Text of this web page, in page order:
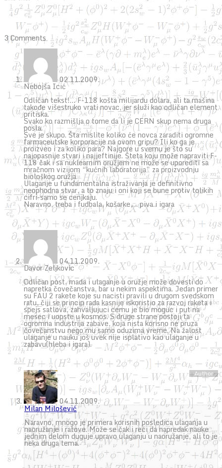
3 Comments
02.11.2009.
Nebojša Icić
Odličan tekst!… F-118 košta milijardu dolara, ali ta mašina
takođe višestruko vrati novac, jer služi kao odličan element
pritiska.
Svako ko razmišlja o tome da li je CERN skup nema druga
posla.
Sve je skupo. Šta mislite koliko će novca zaraditi ogromne
farmaceutske korporacije na ovom gripu? Ili ko ga je
proizveo i za koliko para? Najgore u svemu je što su
najopasnije stvari i najjeftinije. Šteta koju može napraviti F-
118 čak i sa nuklearnim oružjem ne može se uporediti sa
mračnom vizijom “kućnih laboratorija” za proizvodnju
biološkog oružja
Ulaganje u fundamentalna istraživanja je definitivno
neophodna stvar, a to znaju i oni koji se bune protiv tolikih
cifri-samo se cenjkaju.
Naravno, treba i fudbala, košarke,… piva i igara
04.11.2009.
Davor Zeljkovic
Odličan post, mada i ulaganje u oružje može dovesti do
napretka čovečanstva, bar u nekim aspektima. Jedan primer
su FAU 2 rakete koje su nacisti pravili u drugom svedskom
ratu, čiji se princip rada kasnije iskoristio za razvoj raketa i
spejs satlova, zahvaljujuci cemu je bio moguc i put na
mesec i uopste u kosmos. S druge strane postoji ta
ogromna industrija zabave, koja nista korisno ne pruza
čovečanstvu nego mu samo oduzima vreme. Na žalost
ulaganje u nauku još uvek nije isplativo kao ulaganje u
zabavu(hleba i igara).
04.11.2009.
Milan Milošević
Naravno, mnogo je primera korisnih posledica ulaganja u
naoružanje i ratove. Može se čak i reći da napredak nauke
jednim delom duguje upravo ulaganju u naoružanje, ali to je
neka druga tema.